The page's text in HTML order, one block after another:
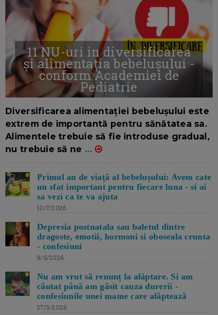
11 NU-uri in diversificarea
și alimentația bebelușului -
conform Academiei de
Pediatrie
Diversificarea alimentației bebelușului este
extrem de importantă pentru sănătatea sa.
Alimentele trebuie să fie introduse gradual,
nu trebuie să ne ...
Primul an de viață al bebelușului: Avem cate
un sfat important pentru fiecare luna - si ai
sa vezi ca te va ajuta
10/7/2026
Depresia postnatala sau baletul dintre
dragoste, emotii, hormoni si oboseala crunta
- confesiuni
9/6/2026
Nu am vrut să renunț la alăptare. Si am
căutat până am găsit cauza durerii -
confesiunile unei mame care alăptează
27/3/2026